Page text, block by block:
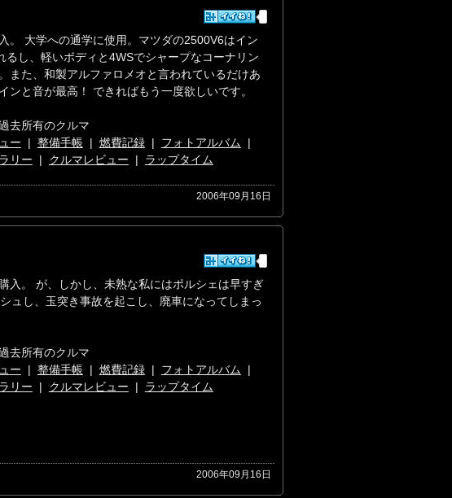
。 大学への通学に使用。マツダの2500V6はイン
るし、軽いボディと4WSでシャープなコーナリン
また、和製アルファロメオと言われているだけあ
ンと音が最高！ できればもう一度欲しいです。
去所有のクルマ
ー | 整備手帳| 燃費記録| フォトアルバム |
リー | クルマレビュー | ラップタイム
2006年09月16日
入。 が、しかし、未熟な私にはポルシェは早すぎ
ュし、玉突き事故を起こし、廃車になってしまっ
去所有のクルマ
ー | 整備手帳| 燃費記録| フォトアルバム |
リー | クルマレビュー | ラップタイム
2006年09月16日